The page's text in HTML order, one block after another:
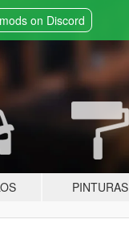
on Discord
PINTURAS